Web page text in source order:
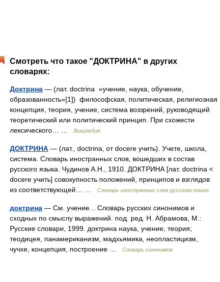
Смотреть что такое "ДОКТРИНА" в других
словарях:
Доктрина — (лат. doctrina «учение, наука, обучение,
образованность»[1]) философская, политическая, религиозная
концепция, теория, учение, система воззрений, руководящий
теоретический или политический принцип. При схожести
лексического… …
Википедия
ДОКТРИНА — (лат., doctrina, от docere учить). Учете, школа,
система. Словарь иностранных слов, вошедших в состав
русского языка. Чудинов А.Н., 1910. ДОКТРИНА [лат. doctrina <
docere учить] совокупность положений, принципов и взглядов
из соответствующей… …
Словарь иностранных слов русского языка
доктрина — См. учение... Словарь русских синонимов и
сходных по смыслу выражений. под. ред. Н. Абрамова, М.:
Русские словари, 1999. доктрина наука, учение, теория;
теодицея, панамериканизм, мадхьямика, неопластицизм,
чучхе, концепция, построение …
Словарь синонимов